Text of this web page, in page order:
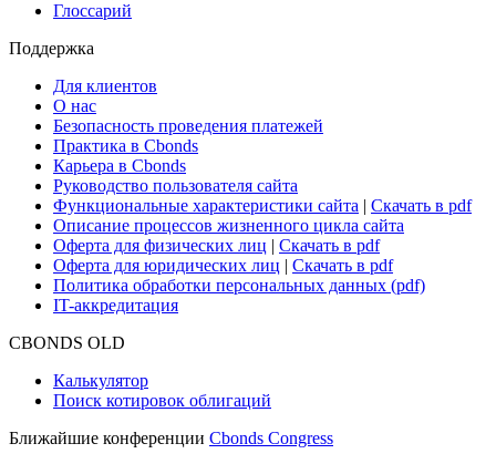
Глоссарий
Поддержка
Для клиентов
О нас
Безопасность проведения платежей
Практика в Cbonds
Карьера в Cbonds
Руководство пользователя сайта
Функциональные характеристики сайта | Скачать в pdf
Описание процессов жизненного цикла сайта
Оферта для физических лиц | Скачать в pdf
Оферта для юридических лиц | Скачать в pdf
Политика обработки персональных данных (pdf)
IT-аккредитация
CBONDS OLD
Калькулятор
Поиск котировок облигаций
Ближайшие конференции Cbonds Congress